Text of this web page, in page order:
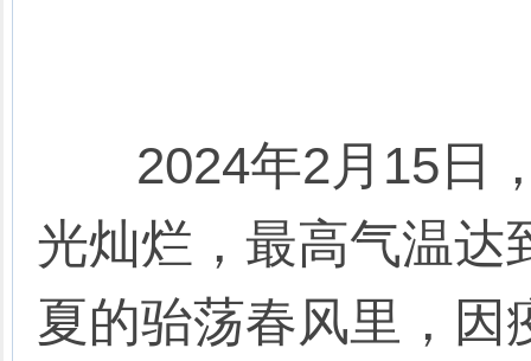
2024年2月15日，
光灿烂，最高气温达
夏的骀荡春风里，因